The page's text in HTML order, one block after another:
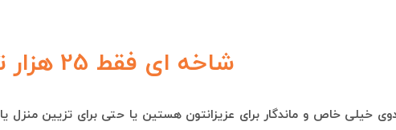
شاخه ای فقط 25 هزار تومان
خیلی خاص و ماندگار برای عزیزانتون هستین یا حتی برای تزیین